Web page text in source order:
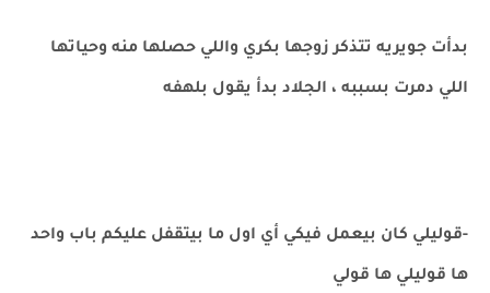
بدأت جويريه تتذكر زوجها بكري واللي حصلها منه وحياتها
اللي دمرت بسببه ، الجلاد بدأ يقول بلهفه
-قوليلي كان بيعمل فيكي أي اول ما بيتقفل عليكم باب واحد
ها قوليلي ها قولي